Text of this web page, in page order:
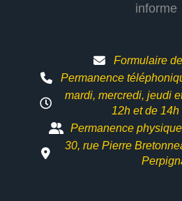
informe
Formulaire
Permanence
mardi, mercredi, jeudi
12h etde 14h
Permanence
30, rue Pierre